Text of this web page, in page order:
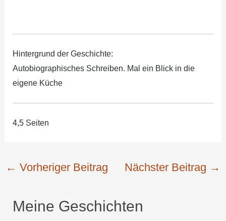
Hintergrund der Geschichte:
Autobiographisches Schreiben. Mal ein Blick in die
eigene Küche
4,5 Seiten
← Vorheriger Beitrag Nächster Beitrag →
Meine Geschichten